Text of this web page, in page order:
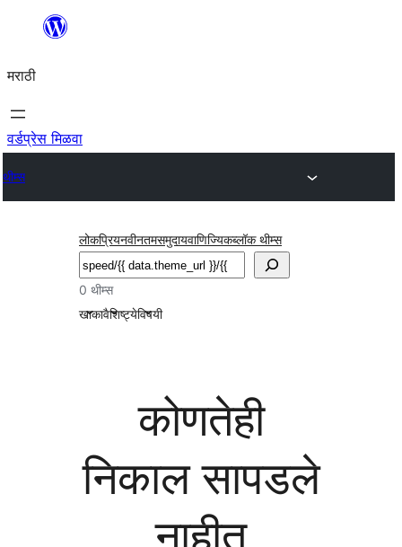
सामुग्रीवर
मराठी
वर्डप्रेस मिळवा
थीम्स
लोकप्रियनवीनतमसमुदायवाणिज्यिकब्लॉक थीम्स
शोधा
0 थीम्स
खाकावैशिष्ट्येविषयी
कोणतेही
निकाल सापडले
नाहीत